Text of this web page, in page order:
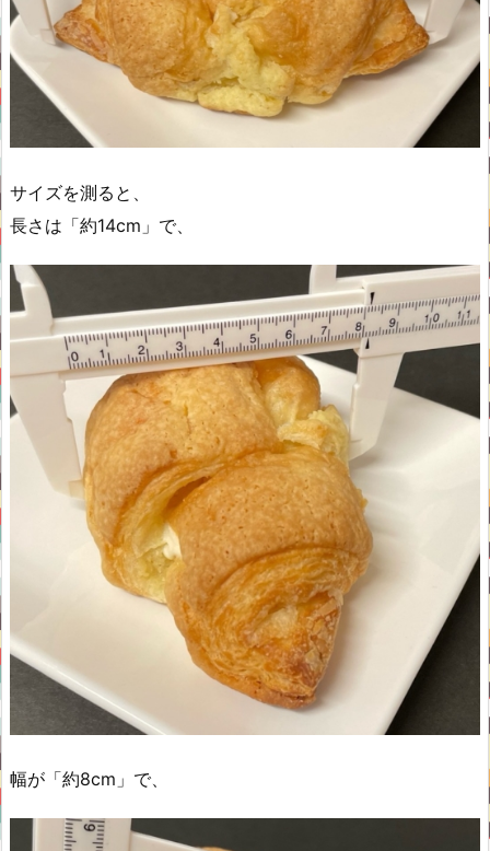
サイズを測ると、
長さは「約14cm」で、
幅が「約8cm」で、